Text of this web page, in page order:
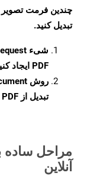
تبدیل کنید.
شیء
PDF ایجاد کنید
روش
تبدیل از PDF فراخوانی کنید.
آنلاین